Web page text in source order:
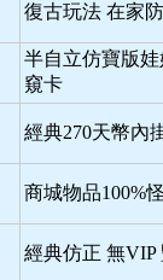
復古玩法 在家
半自立仿寶版
窺卡
經典270天幣內
商城物品100%
經典仿正 無VIP